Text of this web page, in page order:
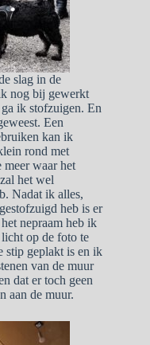
slag in de
nog bij gewerkt
ik stofzuigen. En
Een
kan ik
rond met
meer waar het
het wel
Nadat ik alles,
heb is er
nepraam heb ik
op de foto te
stip geplakt is en ik
van de muur
dat er toch geen
aan de muur.